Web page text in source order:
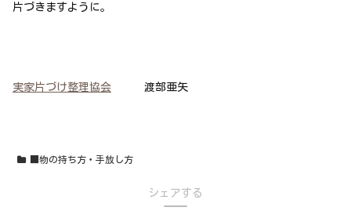
片づきますように。
実家片づけ整理協会 渡部亜矢
■物の持ち方・手放し方
シェアする